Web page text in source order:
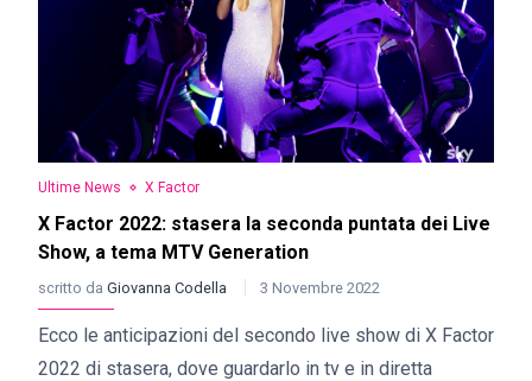
Ultime News X Factor
X Factor 2022: stasera la seconda puntata dei Live
Show, a tema MTV Generation
scritto da Giovanna Codella 3 Novembre 2022
Ecco le anticipazioni del secondo live show di X Factor
2022 di stasera, dove guardarlo in tv e in diretta